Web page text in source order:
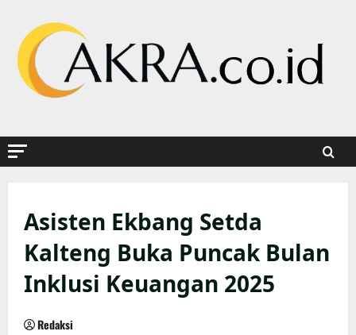
content
Asisten Ekbang Setda
Kalteng Buka Puncak Bulan
Inklusi Keuangan 2025
Redaksi